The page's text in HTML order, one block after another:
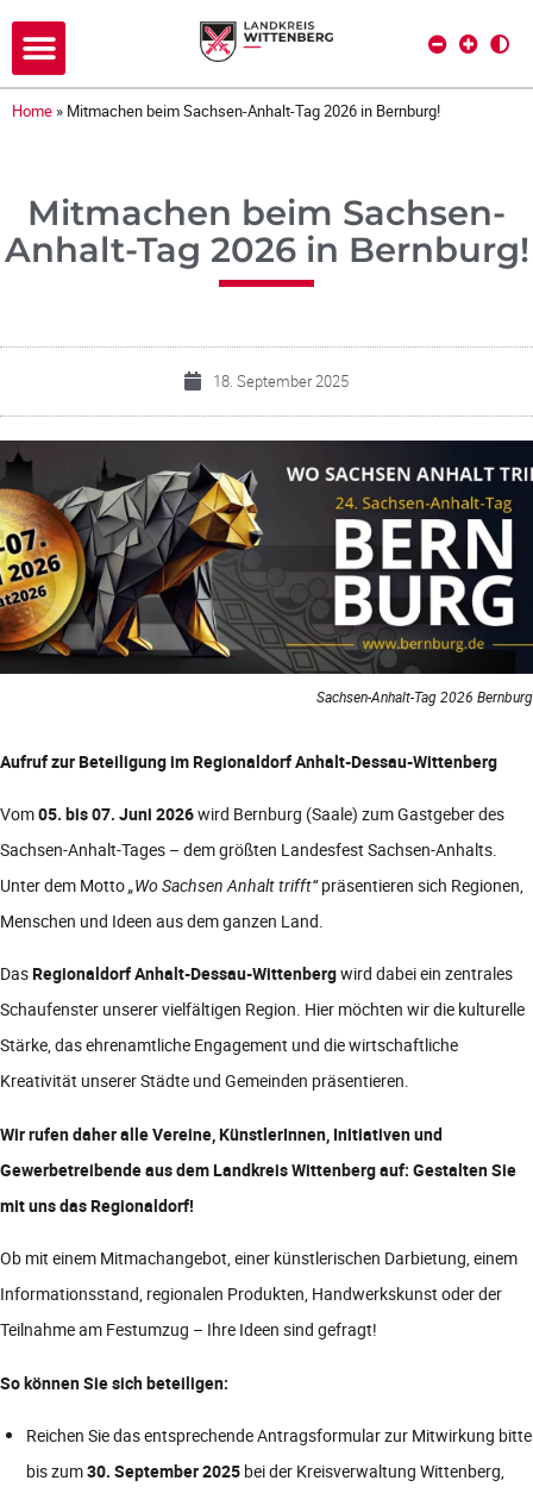
Home » Mitmachen beim Sachsen-Anhalt-Tag 2026 in Bernburg!
Mitmachen beim Sachsen-
Anhalt-Tag 2026 in Bernburg!
18. September 2025
Sachsen-Anhalt-Tag 2026 Bernburg
Aufruf zur Beteiligung im Regionaldorf Anhalt-Dessau-Wittenberg
Vom05. bis 07. Juni 2026wird Bernburg (Saale) zum Gastgeber des
Sachsen-Anhalt-Tages – dem größten Landesfest Sachsen-Anhalts.
Unter dem Motto„Wo Sachsen Anhalt trifft“präsentieren sich Regionen,
Menschen und Ideen aus dem ganzen Land.
DasRegionaldorf Anhalt-Dessau-Wittenbergwird dabei ein zentrales
Schaufenster unserer vielfältigen Region. Hier möchten wir die kulturelle
Stärke, das ehrenamtliche Engagement und die wirtschaftliche
Kreativität unserer Städte und Gemeinden präsentieren.
Wir rufen daher alle Vereine, KünstlerInnen, Initiativen und
Gewerbetreibende aus dem Landkreis Wittenberg auf: Gestalten Sie
mit uns das Regionaldorf!
Ob mit einem Mitmachangebot, einer künstlerischen Darbietung, einem
Informationsstand, regionalen Produkten, Handwerkskunst oder der
Teilnahme am Festumzug – Ihre Ideen sind gefragt!
So können Sie sich beteiligen:
Reichen Sie das entsprechende Antragsformular zur Mitwirkung bitte
bis zum30. September 2025bei der Kreisverwaltung Wittenberg,